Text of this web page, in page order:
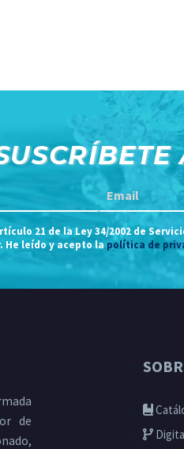
21 de la Ley 34/2002 de
leído y acepto la política de
de